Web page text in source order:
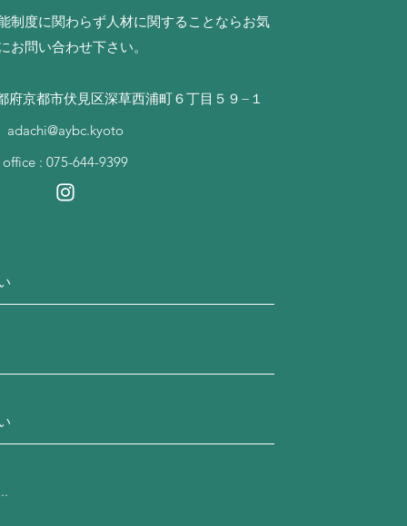
制度に関わらず人材に関することならお気
お問い合わせ下さい。
府京都市伏見区深草西浦町６丁目５９−１
adachi@aybc.kyoto
office : 075-644-9399